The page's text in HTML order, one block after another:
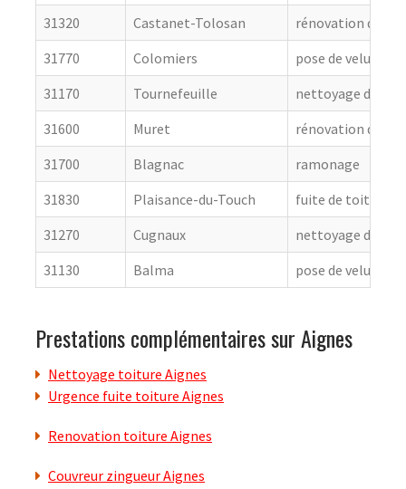
31320
Castanet-Tolosan
rénovation de
31770
Colomiers
pose de velux
31170
Tournefeuille
nettoyage de
31600
Muret
rénovation de
31700
Blagnac
ramonage
31830
Plaisance-du-Touch
fuite de toiture
31270
Cugnaux
nettoyage de
31130
Balma pose de velux
Prestations complémentaires sur Aignes
Nettoyage toiture Aignes
Urgence fuite toiture Aignes
Renovation toiture Aignes
Couvreur zingueur Aignes